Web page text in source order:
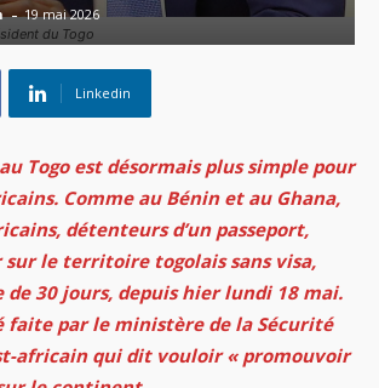
du Togo
- 19 mai 2026
Linkedin
Togo est désormais plus simple pour
Comme au Bénin et au Ghana,
détenteurs d’un passeport,
le territoire togolais sans visa,
30 jours, depuis hier lundi 18 mai.
faite par le ministère de la Sécurité
africain qui dit vouloir« promouvoir